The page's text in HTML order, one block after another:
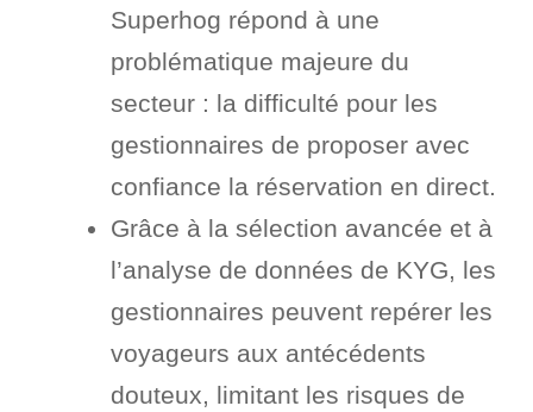
Superhog répond à une
problématique majeure du
secteur : la difficulté pour les
gestionnaires de proposer avec
confiance la réservation en direct.
Grâce à la sélection avancée et à
l’analyse de données de KYG, les
gestionnaires peuvent repérer les
voyageurs aux antécédents
douteux, limitant les risques de